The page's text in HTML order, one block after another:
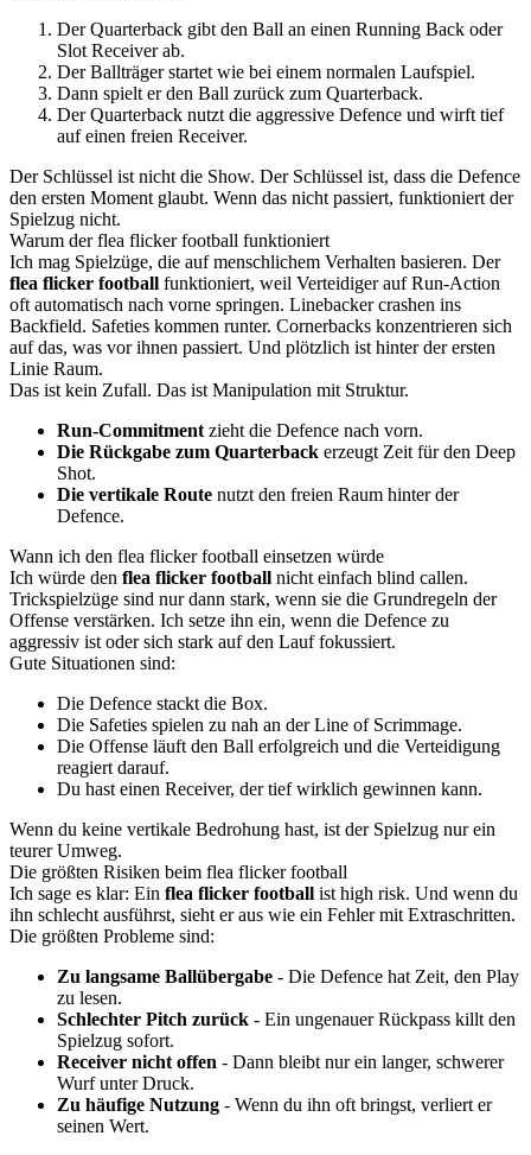
Der Quarterback gibt den Ball an einen Running Back oder
Slot Receiver ab.
Der Ballträger startet wie bei einem normalen Laufspiel.
Dann spielt er den Ball zurück zum Quarterback.
Der Quarterback nutzt die aggressive Defence und wirft tief
auf einen freien Receiver.
Der Schlüssel ist nicht die Show. Der Schlüssel ist, dass die Defence
den ersten Moment glaubt. Wenn das nicht passiert, funktioniert der
Spielzug nicht.
Warum der flea flicker football funktioniert
Ich mag Spielzüge, die auf menschlichem Verhalten basieren. Der
flea flicker football funktioniert, weil Verteidiger auf Run-Action
oft automatisch nach vorne springen. Linebacker crashen ins
Backfield. Safeties kommen runter. Cornerbacks konzentrieren sich
auf das, was vor ihnen passiert. Und plötzlich ist hinter der ersten
Linie Raum.
Das ist kein Zufall. Das ist Manipulation mit Struktur.
Run-Commitment zieht die Defence nach vorn.
Die Rückgabe zum Quarterback erzeugt Zeit für den Deep
Shot.
Die vertikale Route nutzt den freien Raum hinter der
Defence.
Wann ich den flea flicker football einsetzen würde
Ich würde den flea flicker football nicht einfach blind callen.
Trickspielzüge sind nur dann stark, wenn sie die Grundregeln der
Offense verstärken. Ich setze ihn ein, wenn die Defence zu
aggressiv ist oder sich stark auf den Lauf fokussiert.
Gute Situationen sind:
Die Defence stackt die Box.
Die Safeties spielen zu nah an der Line of Scrimmage.
Die Offense läuft den Ball erfolgreich und die Verteidigung
reagiert darauf.
Du hast einen Receiver, der tief wirklich gewinnen kann.
Wenn du keine vertikale Bedrohung hast, ist der Spielzug nur ein
teurer Umweg.
Die größten Risiken beim flea flicker football
Ich sage es klar: Ein flea flicker football ist high risk. Und wenn du
ihn schlecht ausführst, sieht er aus wie ein Fehler mit Extraschritten.
Die größten Probleme sind:
Zu langsame Ballübergabe - Die Defence hat Zeit, den Play
zu lesen.
Schlechter Pitch zurück - Ein ungenauer Rückpass killt den
Spielzug sofort.
Receiver nicht offen - Dann bleibt nur ein langer, schwerer
Wurf unter Druck.
Zu häufige Nutzung - Wenn du ihn oft bringst, verliert er
seinen Wert.